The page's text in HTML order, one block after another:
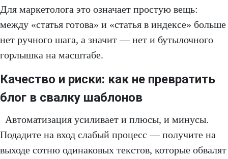
Для маркетолога это означает простую вещь:
между «статья готова» и «статья в индексе» больше
нет ручного шага, а значит — нет и бутылочного
горлышка на масштабе.
Качество и риски: как не превратить
блог в свалку шаблонов
Автоматизация усиливает и плюсы, и минусы.
Подадите на вход слабый процесс — получите на
выходе сотню одинаковых текстов, которые обвалят